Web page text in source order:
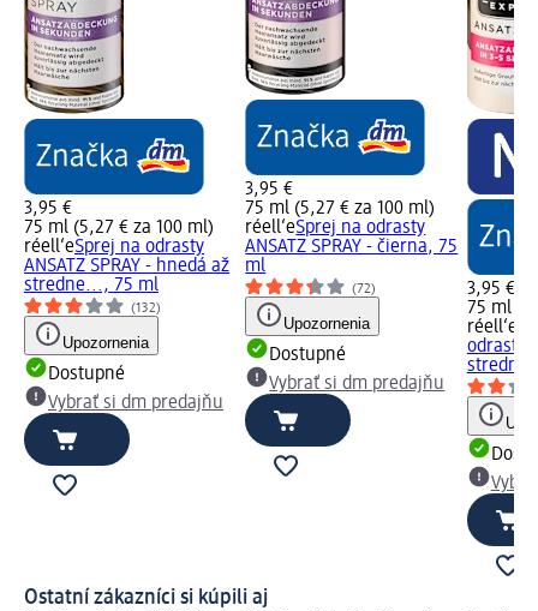
3,95 €
75 ml (5,27 € za 100 ml)
réell‘eSprej na odrasty
ANSATZ SPRAY - hnedá až
stredne..., 75 ml
(132)
Upozornenia
Dostupné
Vybrať si dm predajňu
3,95 €
75 ml (5,27 € za 100 ml)
réell‘eSprej na odrasty
ANSATZ SPRAY - čierna, 75
ml
(72)
Upozornenia
Dostupné
Vybrať si dm predajňu
3,95 €
75 ml
réell‘e
odrasty
stredne
Ostatní zákazníci si kúpili aj